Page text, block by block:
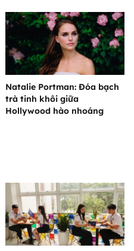
Natalie Portman: Đóa bạch
trà tinh khôi giữa
Hollywood hào nhoáng